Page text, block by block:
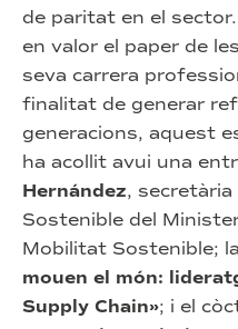
de paritat en el
en valor el paper de
seva carrera
finalitat de generar
generacions, aquest
ha acollit avui una
Hernández,
Sostenible del
Mobilitat Sostenible;
mouen el món:
Supply Chain»; i el